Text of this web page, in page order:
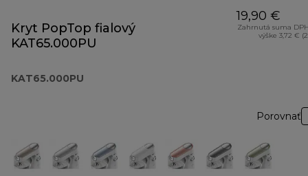
Kryt PopTop fialový
KAT65.000PU
KAT65.000PU
19,90 €
Zahrnutá suma
výške 3,72 €
Porovnať